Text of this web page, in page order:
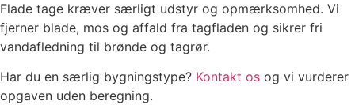
Flade tage kræver særligt udstyr og opmærksomhed. Vi
fjerner blade, mos og affald fra tagfladen og sikrer fri
vandafledning til brønde og tagrør.
Har du en særlig bygningstype? Kontakt os og vi vurderer
opgaven uden beregning.